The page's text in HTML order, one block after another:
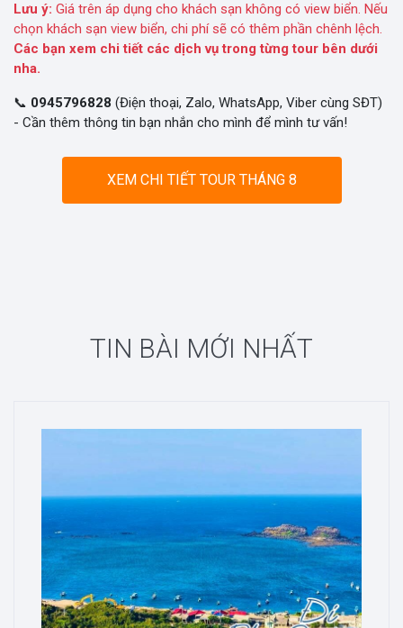
Lưu ý: Giá trên áp dụng cho khách sạn không có view biển. Nếu
chọn khách sạn view biển, chi phí sẽ có thêm phần chênh lệch.
Các bạn xem chi tiết các dịch vụ trong từng tour bên dưới
nha.
📞 0945796828 (Điện thoại, Zalo, WhatsApp, Viber cùng SĐT)
- Cần thêm thông tin bạn nhắn cho mình để mình tư vấn!
XEM CHI TIẾT TOUR THÁNG 8
TIN BÀI MỚI NHẤT